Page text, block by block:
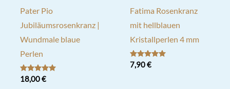
Pater Pio
Jubiläumsrosenkranz |
Wundmale blaue
Perlen
Bewertet mit
5.00
18,00€
Fatima Rosenkranz
mit hellblauen
Kristallperlen 4 mm
Bewertet mit
5.00
7,90€